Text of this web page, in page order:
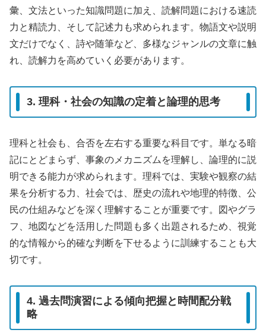
彙、文法といった知識問題に加え、読解問題における速読
力と精読力、そして記述力も求められます。物語文や説明
文だけでなく、詩や随筆など、多様なジャンルの文章に触
れ、読解力を高めていく必要があります。
3. 理科・社会の知識の定着と論理的思考
理科と社会も、合否を左右する重要な科目です。単なる暗
記にとどまらず、事象のメカニズムを理解し、論理的に説
明できる能力が求められます。理科では、実験や観察の結
果を分析する力、社会では、歴史の流れや地理的特徴、公
民の仕組みなどを深く理解することが重要です。図やグラ
フ、地図などを活用した問題も多く出題されるため、視覚
的な情報から的確な判断を下せるように訓練することも大
切です。
4. 過去問演習による傾向把握と時間配分戦
略